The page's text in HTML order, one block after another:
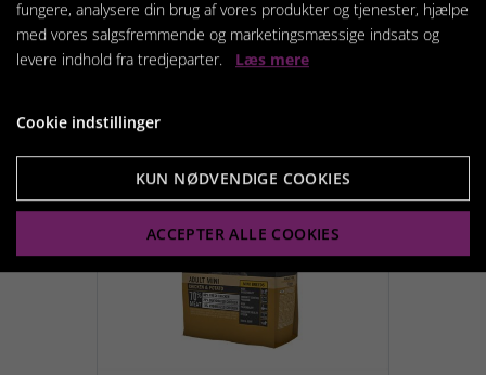
Relaterede produkter
fungere, analysere din brug af vores produkter og tjenester, hjælpe
med vores salgsfremmende og marketingsmæssige indsats og
levere indhold fra tredjeparter. Læs mere
Cookie indstillinger
KUN NØDVENDIGE COOKIES
ACCEPTER ALLE COOKIES